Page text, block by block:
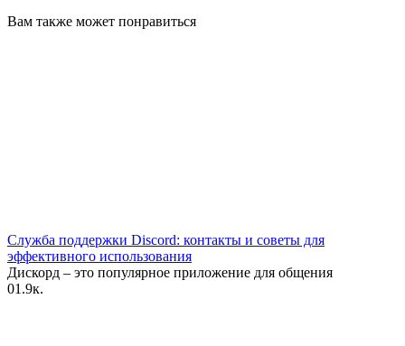
Вам также может понравиться
Служба поддержки Discord: контакты и советы для
эффективного использования
Дискорд – это популярное приложение для общения
01.9к.